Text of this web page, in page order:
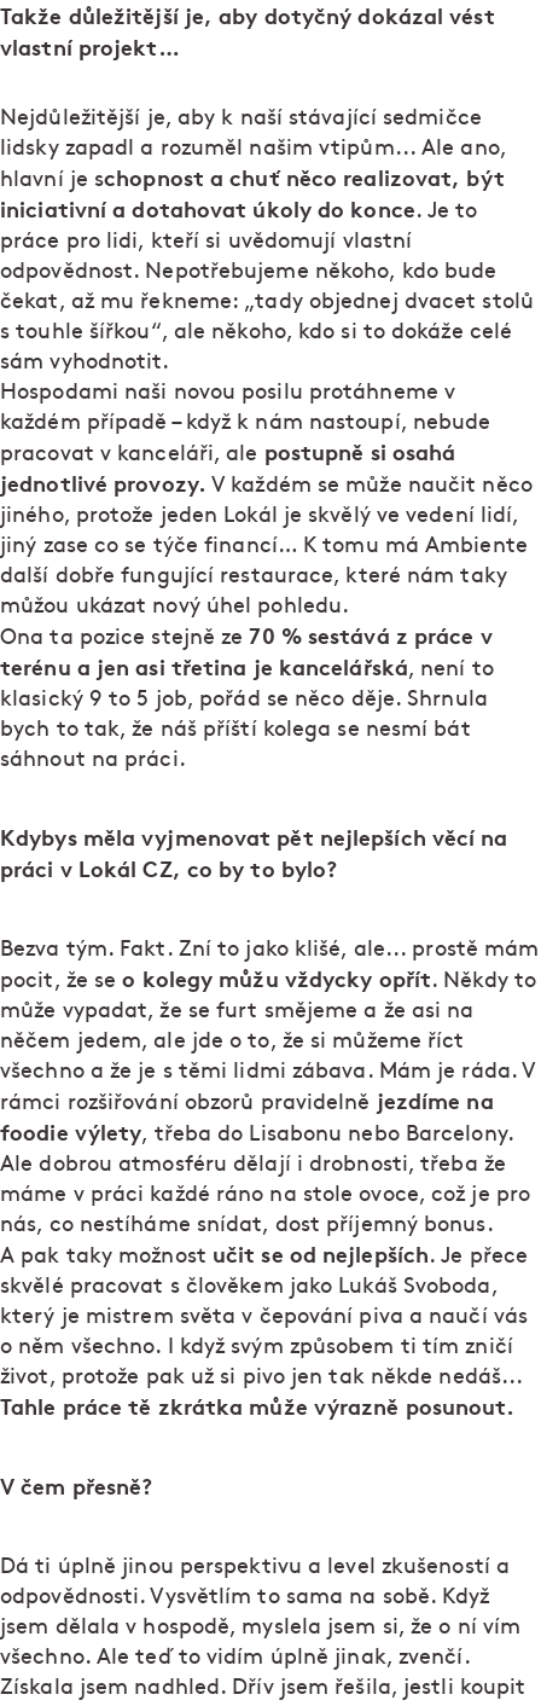
Takže důležitější je, aby dotyčný dokázal vést
vlastní projekt…
Nejdůležitější je, aby k naší stávající sedmičce
lidsky zapadl a rozuměl našim vtipům... Ale ano,
hlavní je schopnost a chuť něco realizovat, být
iniciativní a dotahovat úkoly do konce. Je to
práce pro lidi, kteří si uvědomují vlastní
odpovědnost. Nepotřebujeme někoho, kdo bude
čekat, až mu řekneme: „tady objednej dvacet stolů
s touhle šířkou“, ale někoho, kdo si to dokáže celé
sám vyhodnotit.
Hospodami naši novou posilu protáhneme v
každém případě – když k nám nastoupí, nebude
pracovat v kanceláři, ale postupně si osahá
jednotlivé provozy. V každém se může naučit něco
jiného, protože jeden Lokál je skvělý ve vedení lidí,
jiný zase co se týče financí… K tomu má Ambiente
další dobře fungující restaurace, které nám taky
můžou ukázat nový úhel pohledu.
Ona ta pozice stejně ze70 % sestává z práce v
terénu a jen asi třetina je kancelářská, není to
klasický 9 to 5 job, pořád se něco děje. Shrnula
bych to tak, že náš příští kolega se nesmí bát
sáhnout na práci.
Kdybys měla vyjmenovat pět nejlepších věcí na
práci v Lokál CZ, co by to bylo?
Bezva tým. Fakt. Zní to jako klišé, ale... prostě mám
pocit, že seo kolegy můžu vždycky opřít. Někdy to
může vypadat, že se furt smějeme a že asi na
něčem jedem, ale jde o to, že si můžeme říct
všechno a že je s těmi lidmi zábava. Mám je ráda. V
rámci rozšiřování obzorů pravidelně jezdíme na
foodie výlety, třeba do Lisabonu nebo Barcelony.
Ale dobrou atmosféru dělají i drobnosti, třeba že
máme v práci každé ráno na stole ovoce, což je pro
nás, co nestíháme snídat, dost příjemný bonus.
A pak taky možnost učit se od nejlepších. Je přece
skvělé pracovat s člověkem jako Lukáš Svoboda,
který je mistrem světa v čepování piva a naučí vás
o něm všechno. I když svým způsobem ti tím zničí
život, protože pak už si pivo jen tak někde nedáš...
Tahle práce tě zkrátka může výrazně posunout.
V čem přesně?
Dá ti úplně jinou perspektivu a level zkušeností a
odpovědnosti. Vysvětlím to sama na sobě. Když
jsem dělala v hospodě, myslela jsem si, že o ní vím
všechno. Ale teď to vidím úplně jinak, zvenčí.
Získala jsem nadhled. Dřív jsem řešila, jestli koupit